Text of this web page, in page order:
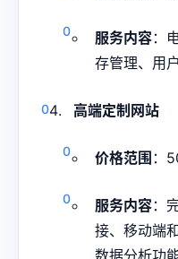
服务内容：
存管理、用
高端定制网站
价格范围 ：
服务内容：
接、移动端
数据分析功